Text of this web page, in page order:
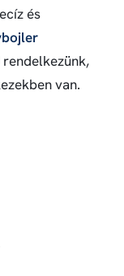
és
van.